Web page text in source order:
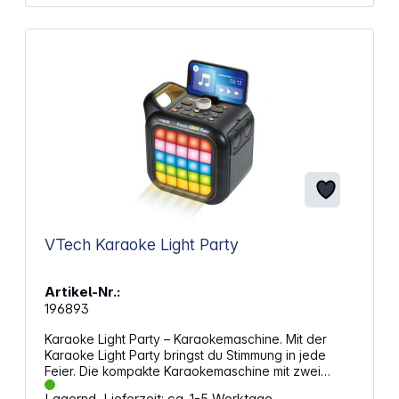
und Inhalte heruntergeladen werden Mit
Batteriefach und Abschaltautomatik Demobatterien
3 Jahren nicht geeignet. Erstickungsgefahr wegen
verschluckbarer Kleinteile.
VTech Karaoke Light Party
Artikel-Nr.:
196893
Karaoke Light Party – Karaokemaschine. Mit der
Karaoke Light Party bringst du Stimmung in jede
Feier. Die kompakte Karaokemaschine mit zwei
kabellosen Mikrofonen sorgt für Musikspaß und